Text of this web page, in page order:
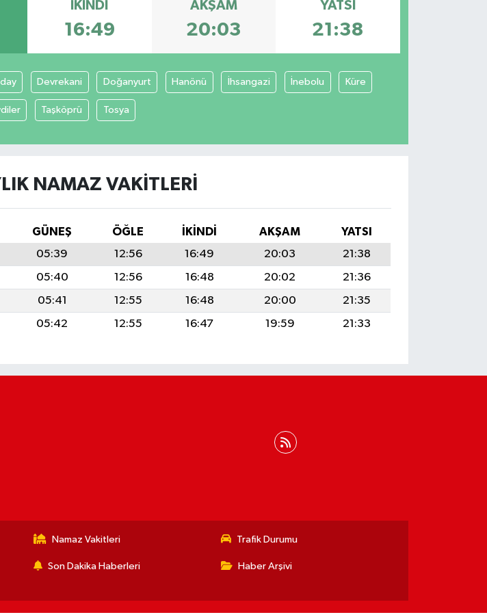
İKINDI
16:49
AKŞAM
20:03
YATSI
21:38
Devrekani Doğanyurt Hanönü İhsangazi İnebolu Küre
Taşköprü Tosya
NAMAZ VAKITLERI
GÜNEŞ ÖĞLE İKINDI AKŞAM
YATSI
05:39 12:56 16:49 20:03
21:38
05:40 12:56 16:48 20:02
21:36
05:41 12:55 16:48 20:00
21:35
05:42 12:55 16:47 19:59 21:33
Namaz Vakitleri Trafik Durumu
Son Dakika Haberleri Haber Arşivi